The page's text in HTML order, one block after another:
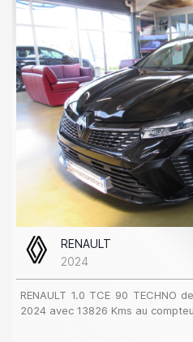
RENAULT
2024
RENAULT 1.0 TCE 90 TECHNO
2024 avec 13826 Kms au